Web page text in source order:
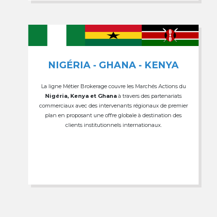
NIGÉRIA - GHANA - KENYA
La ligne Métier Brokerage couvre les Marchés Actions du
Nigéria, Kenya et Ghana à travers des partenariats
commerciaux avec des intervenants régionaux de premier
plan en proposant une offre globale à destination des
clients institutionnels internationaux.